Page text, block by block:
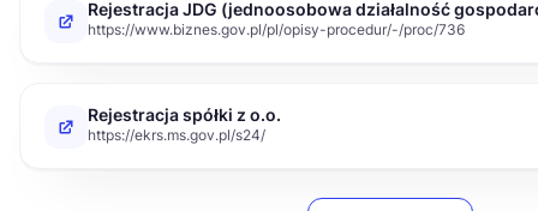
Rejestracja JDG (jednoosobowa działalność
https://www.biznes.gov.pl/pl/opisy-procedur/-/proc/736
Rejestracja spółki z o.o.
https://ekrs.ms.gov.pl/s24/